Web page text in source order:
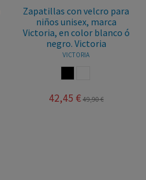
Zapatillas con velcro para
niños unisex, marca
Victoria, en color blanco ó
negro. Victoria
VICTORIA
42,45 € 49,90 €